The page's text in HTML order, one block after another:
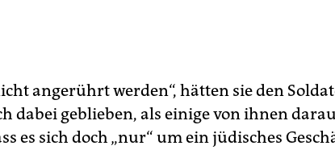
angerührt werden“, hätten sie den
dabei geblieben, als einige von ihnen
es sich doch „nur“ um ein jüdisches